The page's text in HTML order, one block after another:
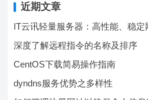
近期文章
IT云讯轻量服务器：高性能、稳
深度了解远程指令的名称及排序
CentOS下载简易操作指南
dyndns服务优势之多样性